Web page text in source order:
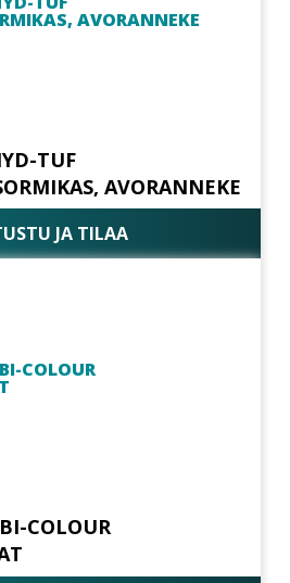
TUF
AVORANNEKE
JA TILAA
COLOUR